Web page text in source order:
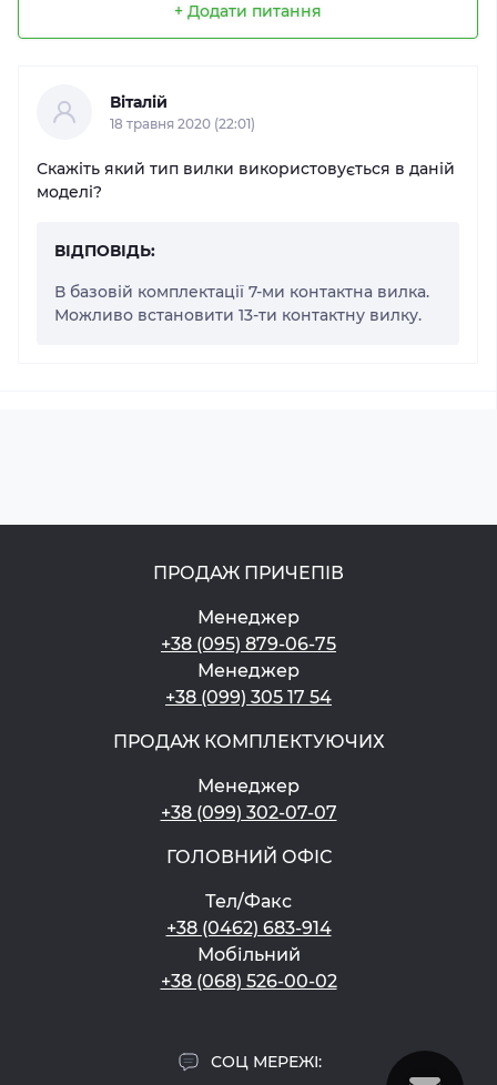
+ Додати питання
Віталій
18 травня 2020 (22:01)
Скажіть який тип вилки використовується в даній
моделі?
ВІДПОВІДЬ:
В базовій комплектації 7-ми контактна вилка.
Можливо встановити 13-ти контактну вилку.
ПРОДАЖ ПРИЧЕПІВ
Менеджер
+38 (095) 879-06-75
Менеджер
+38 (099) 305 17 54
ПРОДАЖ КОМПЛЕКТУЮЧИХ
Менеджер
+38 (099) 302-07-07
ГОЛОВНИЙ ОФІС
Тел/Факс
+38 (0462) 683-914
Мобільний
+38 (068) 526-00-02
СОЦ МЕРЕЖІ: